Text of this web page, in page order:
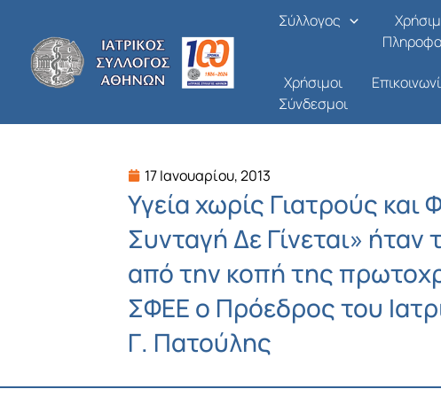
περιεχόμενο
Σύλλογος
Χρήσιμοι
Σύνδεσμοι
17 Ιανουαρίου, 2013
Υγεία χωρίς Γιατρούς και
Συνταγή Δε Γίνεται» ήταν
από την κοπή της
ΣΦΕΕ ο Πρόεδρος του
Γ. Πατούλης